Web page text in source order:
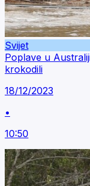
Svijet
Poplave u
krokodili
18/12/2023
•
10:50